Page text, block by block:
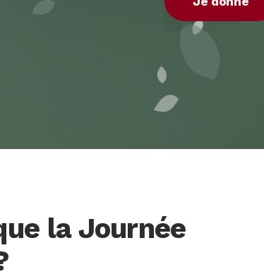
la Journée
recueillis en vertu de la Loi de
à l’information et la protection de
produire un reçu, mettre vos
événements, activités, produits et
partenaires d’affinité, et vous
et des occasions de dons et de
avec les diplômés au 613-562-